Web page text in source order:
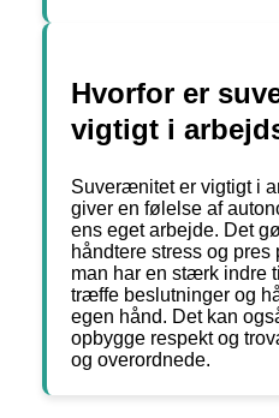
Hvorfor er
vigtigt i
Suverænitet er vigtigt i
giver en følelse af
ens eget arbejde. Det
håndtere stress og
man har en stærk indre
træffe beslutninger og
egen hånd. Det kan
opbygge respekt og
og overordnede.